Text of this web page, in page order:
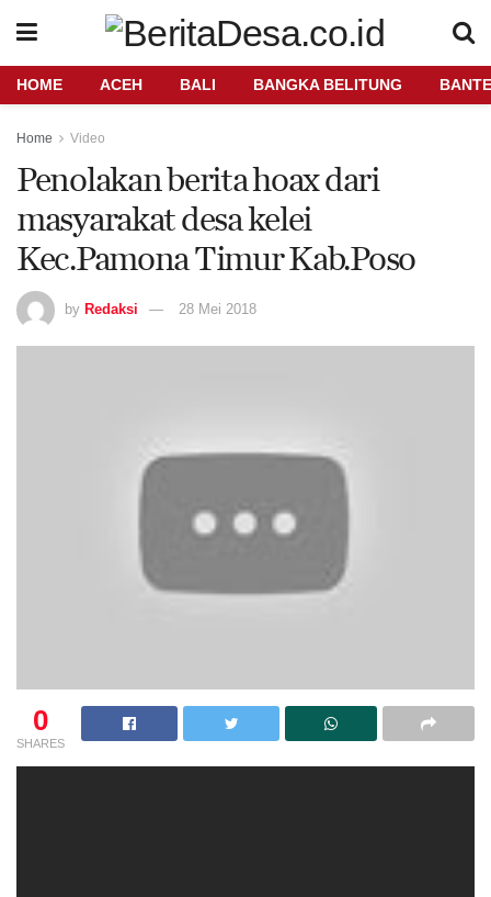
HOME ACEH BALI BANGKA BELITUNG
Home Video
Penolakan berita hoax dari
masyarakat desa kelei
Kec.Pamona Timur Kab.Poso
by Redaksi 28 Mei 2018
0
SHARES